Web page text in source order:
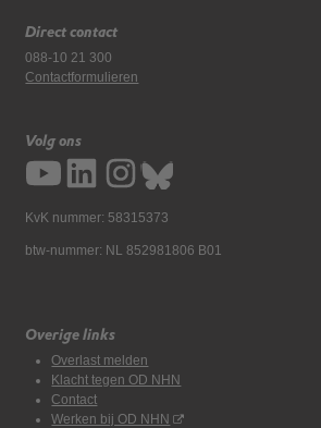
Direct contact
088-10 21 300
Contactformulieren
Volg ons
KvK nummer: 58315373
btw-nummer: NL 852981806 B01
Overige links
Overlast melden
Klacht tegen OD NHN
Contact
Werken bij OD NHN